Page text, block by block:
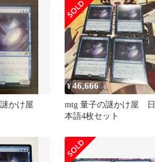
かけ屋
¥46,666
mtg 量子の謎かけ屋 日
本語4枚セット